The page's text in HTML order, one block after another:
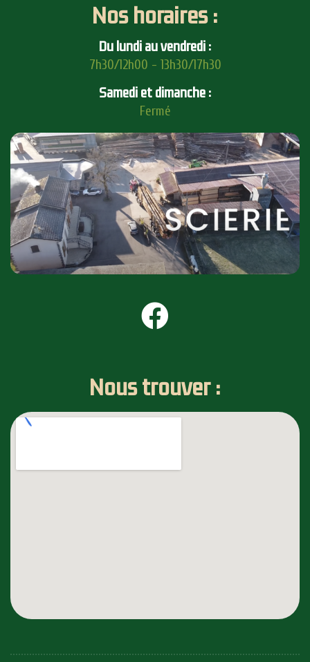
Nos horaires :
Du lundi au vendredi :
7h30/12h00 - 13h30/17h30
Samedi et dimanche :
Fermé
Nous trouver :